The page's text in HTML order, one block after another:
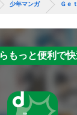
少年マンガ Ｇｅ
もっと便利で快